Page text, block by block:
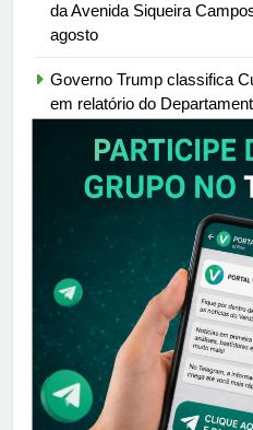
da Avenida Siqueira
agosto
Governo Trump classifica
em relatório do